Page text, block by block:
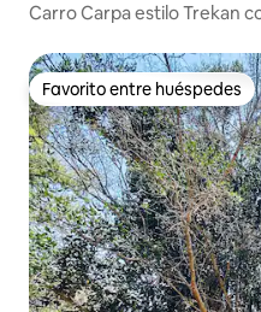
Carro Carpa estilo Trekan
Favorito entre huéspedes
Favorito entre huéspedes